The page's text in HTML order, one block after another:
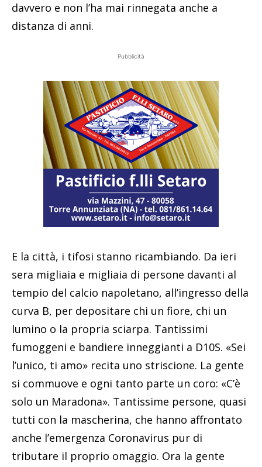
davvero e non l’ha mai rinnegata anche a
distanza di anni.
Pubblicità
E la città, i tifosi stanno ricambiando. Da ieri
sera migliaia e migliaia di persone davanti al
tempio del calcio napoletano, all’ingresso della
curva B, per depositare chi un fiore, chi un
lumino o la propria sciarpa. Tantissimi
fumoggeni e bandiere inneggianti a D10S. «Sei
l’unico, ti amo» recita uno striscione. La gente
si commuove e ogni tanto parte un coro: «C’è
solo un Maradona». Tantissime persone, quasi
tutti con la mascherina, che hanno affrontato
anche l’emergenza Coronavirus pur di
tributare il proprio omaggio. Ora la gente